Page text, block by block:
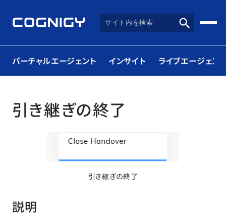
バーチャルエージェント インサイト ライブエージェント
引き継ぎの終了
引き継ぎの終了
説明